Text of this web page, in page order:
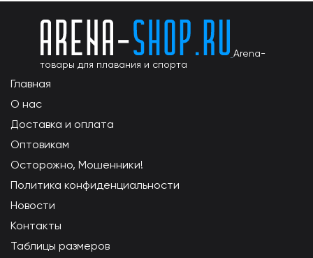
Arena-
товары для плавания и спорта
Главная
О нас
Доставка и оплата
Оптовикам
Осторожно, Мошенники!
Политика конфиденциальности
Новости
Контакты
Таблицы размеров